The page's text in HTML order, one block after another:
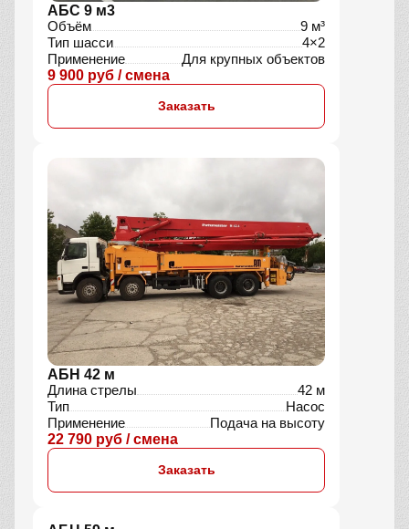
АБС 9 м3
Объём
9 м³
Тип шасси
4×2
Применение
Для крупных объектов
9 900 руб / смена
Заказать
АБН 42 м
Длина стрелы
42 м
Тип
Насос
Применение
Подача на высоту
22 790 руб / смена
Заказать